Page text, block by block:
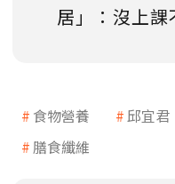
居」：沒上
食物營養 邱宜君
膳食纖維